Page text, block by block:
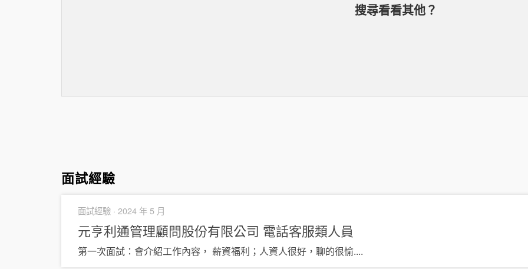
搜尋看看其他？
面試經驗
面試經驗 · 2024 年 5 月
元亨利通管理顧問股份有限公司 電話客服類人員
第一次面試：會介紹工作內容， 薪資福利；人資人很好，聊的很愉....